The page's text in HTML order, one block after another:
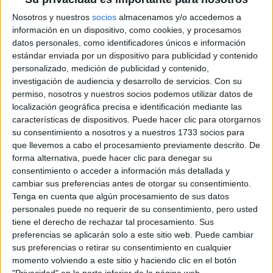
Nosotros y nuestros socios almacenamos y/o accedemos a
información en un dispositivo, como cookies, y procesamos
datos personales, como identificadores únicos e información
estándar enviada por un dispositivo para publicidad y contenido
personalizado, medición de publicidad y contenido,
investigación de audiencia y desarrollo de servicios. Con su
permiso, nosotros y nuestros socios podemos utilizar datos de
localización geográfica precisa e identificación mediante las
características de dispositivos. Puede hacer clic para otorgarnos
su consentimiento a nosotros y a nuestros 1733 socios para
que llevemos a cabo el procesamiento previamente descrito. De
forma alternativa, puede hacer clic para denegar su
consentimiento o acceder a información más detallada y
cambiar sus preferencias antes de otorgar su consentimiento.
Tenga en cuenta que algún procesamiento de sus datos
personales puede no requerir de su consentimiento, pero usted
tiene el derecho de rechazar tal procesamiento. Sus
preferencias se aplicarán solo a este sitio web. Puede cambiar
sus preferencias o retirar su consentimiento en cualquier
momento volviendo a este sitio y haciendo clic en el botón
Rallyes
WRC
S-CER
ERC
CERA
CERT
Internacionales
Campeonatos Autonómicos
Históricos
Dakar
RallyCross
Circuitos
F1
Fórmula E
F2 / F3 / F4
Resistencia
Indycar
Otros